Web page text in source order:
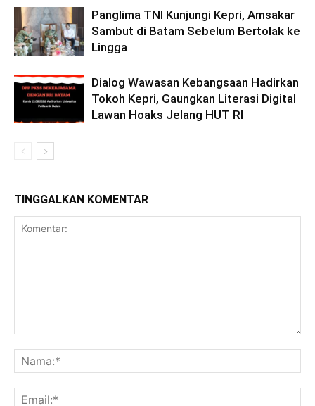
Panglima TNI Kunjungi Kepri, Amsakar
Sambut di Batam Sebelum Bertolak ke
Lingga
Dialog Wawasan Kebangsaan Hadirkan
Tokoh Kepri, Gaungkan Literasi Digital
Lawan Hoaks Jelang HUT RI
TINGGALKAN KOMENTAR